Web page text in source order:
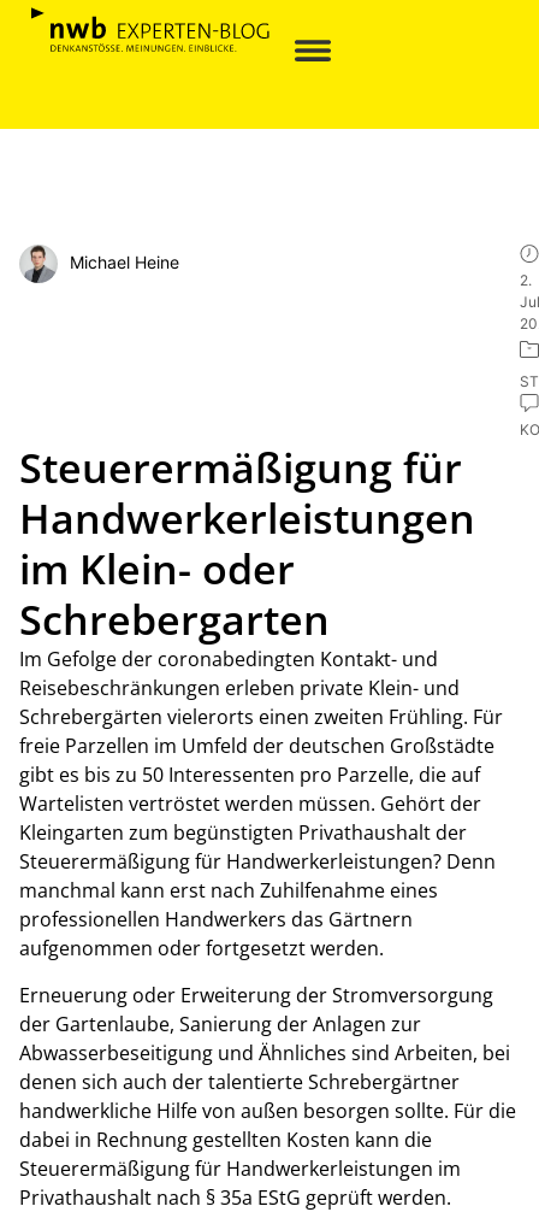
Michael Heine
2.
Steuerermäßigung für
Handwerkerleistungen
im Klein- oder
Schrebergarten
Im Gefolge der coronabedingten Kontakt- und
Reisebeschränkungen erleben private Klein- und
Schrebergärten vielerorts einen zweiten Frühling. Für
freie Parzellen im Umfeld der deutschen Großstädte
gibt es bis zu 50 Interessenten pro Parzelle, die auf
Wartelisten vertröstet werden müssen. Gehört der
Kleingarten zum begünstigten Privathaushalt der
Steuerermäßigung für Handwerkerleistungen? Denn
manchmal kann erst nach Zuhilfenahme eines
professionellen Handwerkers das Gärtnern
aufgenommen oder fortgesetzt werden.
Erneuerung oder Erweiterung der Stromversorgung
der Gartenlaube, Sanierung der Anlagen zur
Abwasserbeseitigung und Ähnliches sind Arbeiten, bei
denen sich auch der talentierte Schrebergärtner
handwerkliche Hilfe von außen besorgen sollte. Für die
dabei in Rechnung gestellten Kosten kann die
Steuerermäßigung für Handwerkerleistungen im
Privathaushalt nach § 35a EStG geprüft werden.